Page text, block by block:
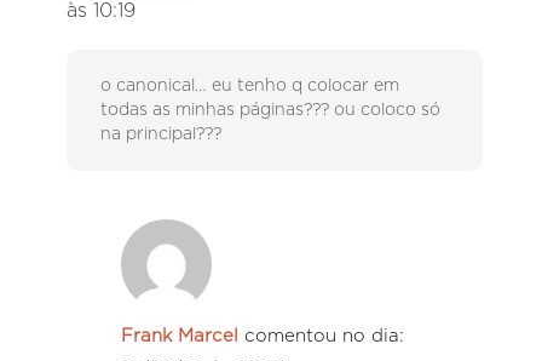
às 10:19
o canonical… eu tenho q colocar em
todas as minhas páginas??? ou coloco só
na principal???
Frank Marcel comentou no dia: